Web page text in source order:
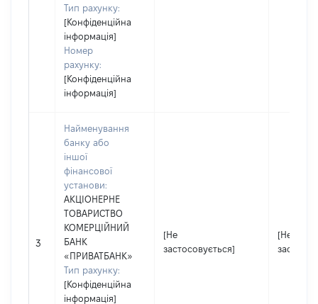
Тип рахунку:
[Конфіденційна
інформація]
Номер
рахунку:
[Конфіденційна
інформація]
3
Найменування
банку або
іншої
фінансової
установи:
АКЦІОНЕРНЕ
ТОВАРИСТВО
КОМЕРЦІЙНИЙ
БАНК
«ПРИВАТБАНК»
Тип рахунку:
[Конфіденційна
інформація]
[Не
застосовується]
[Не